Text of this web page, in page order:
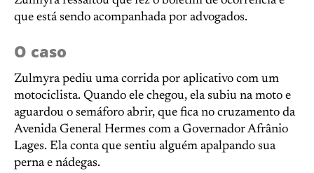
que está sendo acompanhada por advogados.
O caso
Zulmyra pediu uma corrida por aplicativo com um
motociclista. Quando ele chegou, ela subiu na moto e
aguardou o semáforo abrir, que fica no cruzamento da
Avenida General Hermes com a Governador Afrânio
Lages. Ela conta que sentiu alguém apalpando sua
perna e nádegas.